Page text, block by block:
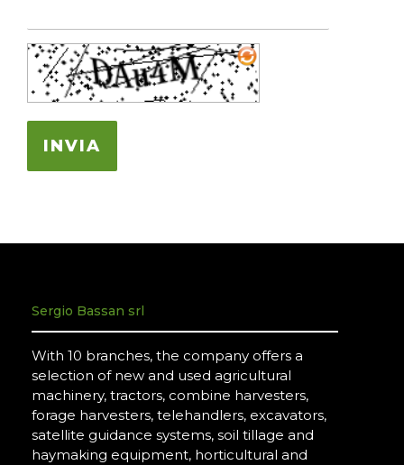
INVIA
Sergio Bassan srl
With 10 branches, the company offers a
selection of new and used agricultural
machinery, tractors, combine harvesters,
forage harvesters, telehandlers, excavators,
satellite guidance systems, soil tillage and
haymaking equipment, horticultural and